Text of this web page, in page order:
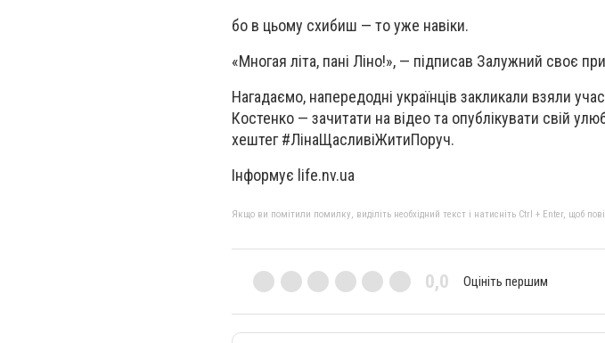
бо в цьому схибиш — то уже навіки.
«Многая літа, пані Ліно!», — підписав Залужний своє
Нагадаємо, напередодні українців закликали взяли
Костенко — зачитати на відео та опублікувати свій
хештег #ЛінаЩасливіЖитиПоруч.
Інформує life.nv.ua
Якщо ви помітили помилку, виділіть необхідний текст і натисніть Ctrl + Enter, щоб
0,0 Оцініть першим